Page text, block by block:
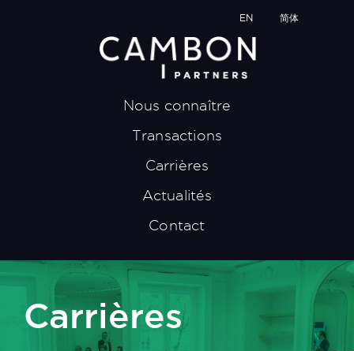
EN 简体
Nous connaître
Transactions
Carrières
Actualités
Contact
Carrières